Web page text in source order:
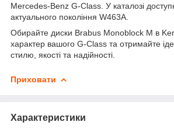
Mercedes-Benz G-Class. У каталозі
актуального покоління W463A.
Обирайте диски Brabus Monoblock M в
характер вашого G-Class та отримайте
стилю, якості та надійності.
Приховати
Характеристики